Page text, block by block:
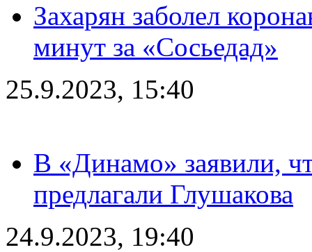
Захарян заболел
минут за «Сосьедад»
25.9.2023, 15:40
В «Динамо» заявили,
предлагали Глушакова
24.9.2023, 19:40